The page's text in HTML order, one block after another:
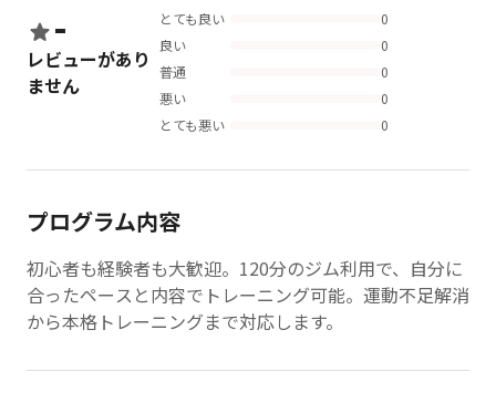
-
レビューがあり
ません
とても良い
0
良い
0
普通
0
悪い
0
とても悪い
0
プログラム内容
初心者も経験者も大歓迎。120分のジム利用で、自分に
合ったペースと内容でトレーニング可能。運動不足解消
から本格トレーニングまで対応します。